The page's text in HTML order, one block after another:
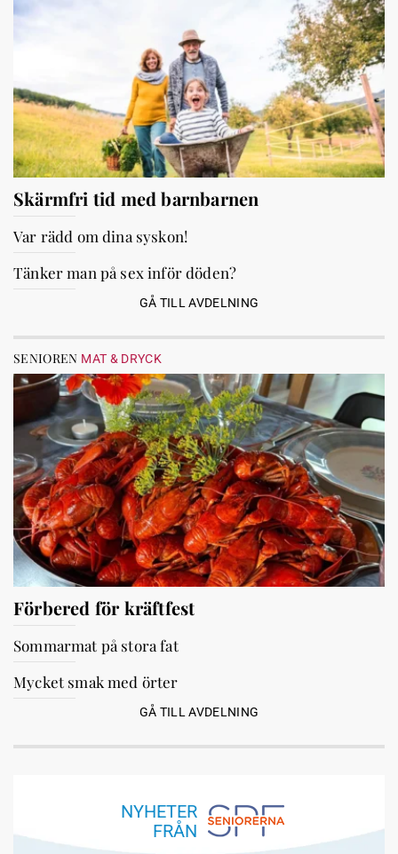
Skärmfri tid med barnbarnen
Var rädd om dina syskon!
Tänker man på sex inför döden?
GÅ TILL AVDELNING
SENIOREN MAT & DRYCK
Förbered för kräftfest
Sommarmat på stora fat
Mycket smak med örter
GÅ TILL AVDELNING
NYHETER
FRÅN